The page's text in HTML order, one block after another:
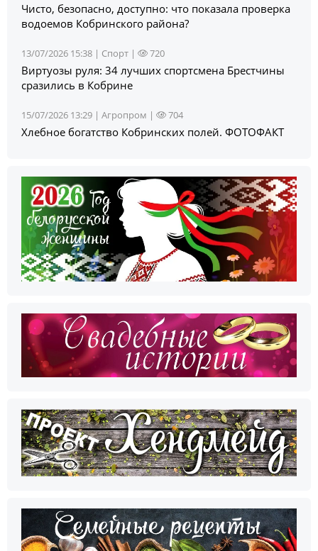
Чисто, безопасно, доступно: что показала проверка
водоемов Кобринского района?
13/07/2026 15:38 | Спорт | 720
Виртуозы руля: 34 лучших спортсмена Брестчины
сразились в Кобрине
15/07/2026 13:29 | Агропром | 704
Хлебное богатство Кобринских полей. ФОТОФАКТ